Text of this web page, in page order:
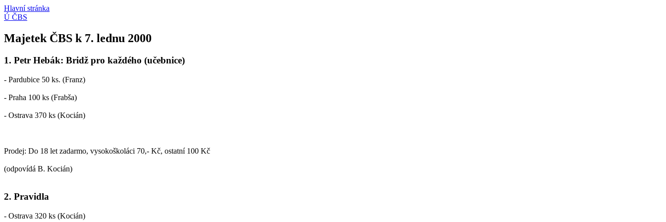
Hlavní stránka
Ú ČBS
Majetek ČBS k 7. lednu 2000
1. Petr Hebák: Bridž pro každého (učebnice)
- Pardubice 50 ks. (Franz)
- Praha 100 ks (Frabša)
- Ostrava 370 ks (Kocián)
Prodej: Do 18 let zadarmo, vysokoškoláci 70,- Kč, ostatní 100 Kč
(odpovídá B. Kocián)
2. Pravidla
- Ostrava 320 ks (Kocián)